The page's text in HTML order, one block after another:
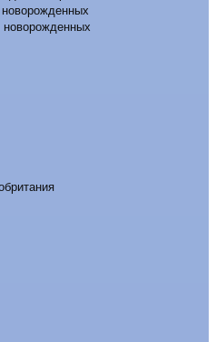
новорожденных